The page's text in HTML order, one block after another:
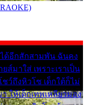
ด้อีกสักสามพัน ฉันคง
ส์มาใส่ เพราะเราเป็น
ชว์ถึงหิวโซ เด็กใต้ก็ไม่
ให้เด็กเทพเหลียวมอง